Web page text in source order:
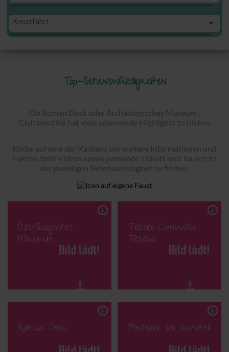
Kreuzfahrt
Kreuzfahrt
Top-Sehenswürdigkeiten
Ob Roman Dock oder Archäologisches Museum ,
Civitavecchia hat viele spannende Highlights zu bieten.
Klicke auf eine der Kacheln, um weitere Informationen und
Fakten, tolle Videos sowie passende Tickets und Touren zu
der jeweiligen Sehenswürdigkeit zu finden!
info_outline
Archäologisches
Museum
info_outline
Teatro Comunale
Traiano
info_outline
Roman Dock
info_outline
Fontana del Vanvitelli